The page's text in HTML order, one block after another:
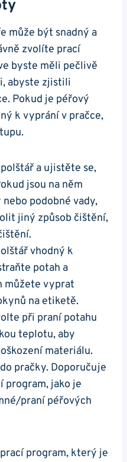
může být snadný a
zvolíte prací
byste měli pečlivě
abyste zjistili
Pokud je péřový
k vyprání v pračce,
a ujistěte se,
jsou na něm
podobné vady,
jiný způsob čištění,
vhodný k
potah a
můžete vyprat
na etiketě.
při praní potahu
teplotu, aby
materiálu.
pračky. Doporučuje
program, jako je
praní péřových
program, který je